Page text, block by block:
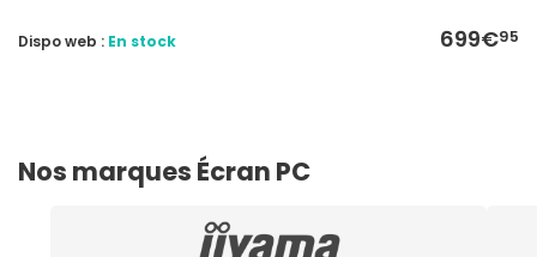
699€95
Dispo web : En stock
Nos marques Écran PC